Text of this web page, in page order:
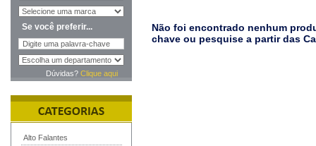
Se você preferir...
Dúvidas? Clique aqui
Alto Falantes
Não foi encontrado nenhum
chave ou pesquise a partir das